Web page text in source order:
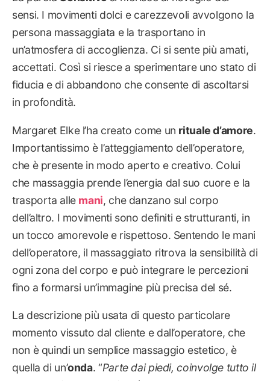
sensi. I movimenti dolci e carezzevoli avvolgono la
persona massaggiata e la trasportano in
un’atmosfera di accoglienza. Ci si sente più amati,
accettati. Così si riesce a sperimentare uno stato di
fiducia e di abbandono che consente di ascoltarsi
in profondità.
Margaret Elke l’ha creato come un rituale d’amore.
Importantissimo è l’atteggiamento dell’operatore,
che è presente in modo aperto e creativo. Colui
che massaggia prende l’energia dal suo cuore e la
trasporta alle mani, che danzano sul corpo
dell’altro. I movimenti sono definiti e strutturanti, in
un tocco amorevole e rispettoso. Sentendo le mani
dell’operatore, il massaggiato ritrova la sensibilità di
ogni zona del corpo e può integrare le percezioni
fino a formarsi un’immagine più precisa del sé.
La descrizione più usata di questo particolare
momento vissuto dal cliente e dall’operatore, che
non è quindi un semplice massaggio estetico, è
quella di un’onda. “Parte dai piedi, coinvolge tutto il